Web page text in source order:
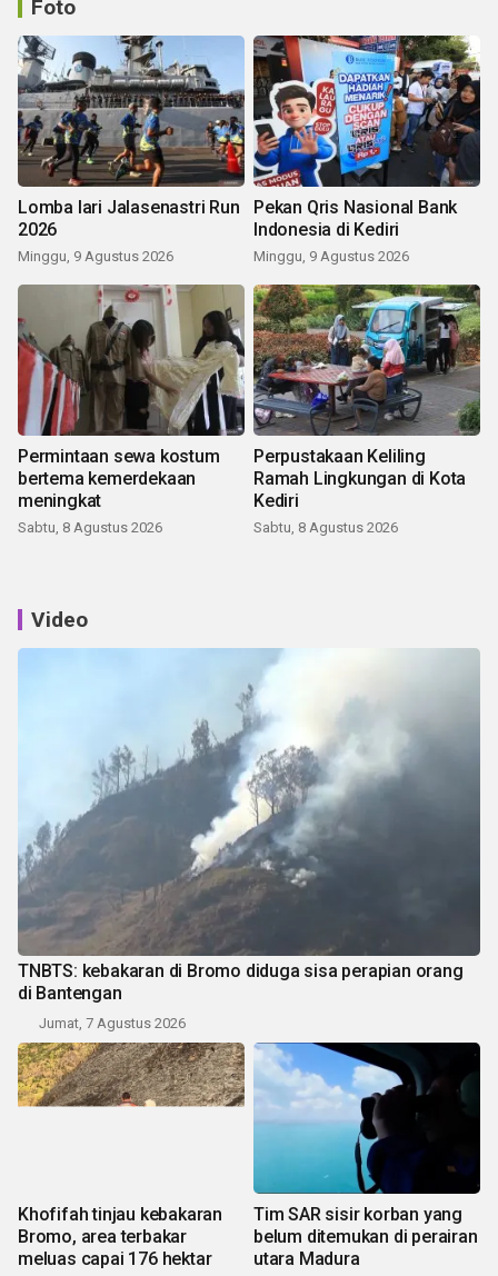
Foto
Lomba lari Jalasenastri Run
2026
Minggu, 9 Agustus 2026
Pekan Qris Nasional Bank
Indonesia di Kediri
Minggu, 9 Agustus 2026
Permintaan sewa kostum
bertema kemerdekaan
meningkat
Sabtu, 8 Agustus 2026
Perpustakaan Keliling
Ramah Lingkungan di Kota
Kediri
Sabtu, 8 Agustus 2026
Video
TNBTS: kebakaran di Bromo diduga sisa perapian orang
di Bantengan
Jumat, 7 Agustus 2026
Khofifah tinjau kebakaran
Bromo, area terbakar
meluas capai 176 hektar
Tim SAR sisir korban yang
belum ditemukan di perairan
utara Madura